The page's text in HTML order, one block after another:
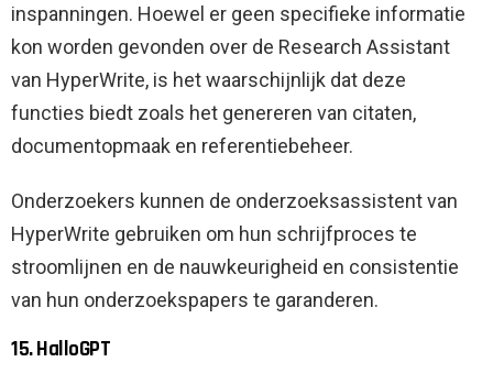
inspanningen. Hoewel er geen specifieke informatie
kon worden gevonden over de Research Assistant
van HyperWrite, is het waarschijnlijk dat deze
functies biedt zoals het genereren van citaten,
documentopmaak en referentiebeheer.
Onderzoekers kunnen de onderzoeksassistent van
HyperWrite gebruiken om hun schrijfproces te
stroomlijnen en de nauwkeurigheid en consistentie
van hun onderzoekspapers te garanderen.
15. HalloGPT